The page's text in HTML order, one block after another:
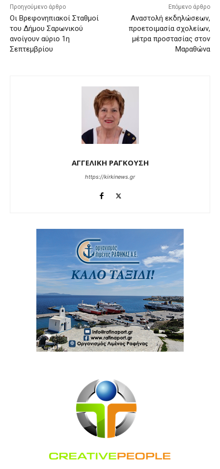
Προηγούμενο άρθρο
Οι Βρεφονηπιακοί Σταθμοί
του Δήμου Σαρωνικού
ανοίγουν αύριο 1η
Σεπτεμβρίου
Επόμενο άρθρο
Αναστολή εκδηλώσεων,
προετοιμασία σχολείων,
μέτρα προστασίας στον
Μαραθώνα
ΑΓΓΕΛΙΚΗ ΡΑΓΚΟΥΣΗ
https://kirkinews.gr